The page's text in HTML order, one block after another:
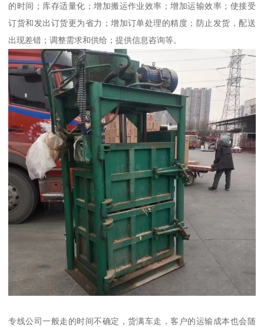
的时间；库存适量化；增加搬运作业效率；增加运输效率；使接受
订货和发出订货更为省力；增加订单处理的精度；防止发货，配送
出现差错；调整需求和供给；提供信息咨询等。
专线公司一般走的时间不确定，货满车走，客户的运输成本也会随